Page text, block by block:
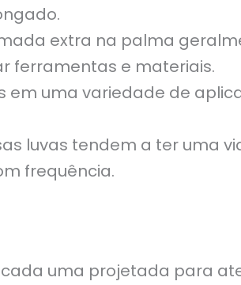
extra na palma
ferramentas e materiais.
em uma variedade de
luvas tendem a ter uma
frequência.
uma projetada para